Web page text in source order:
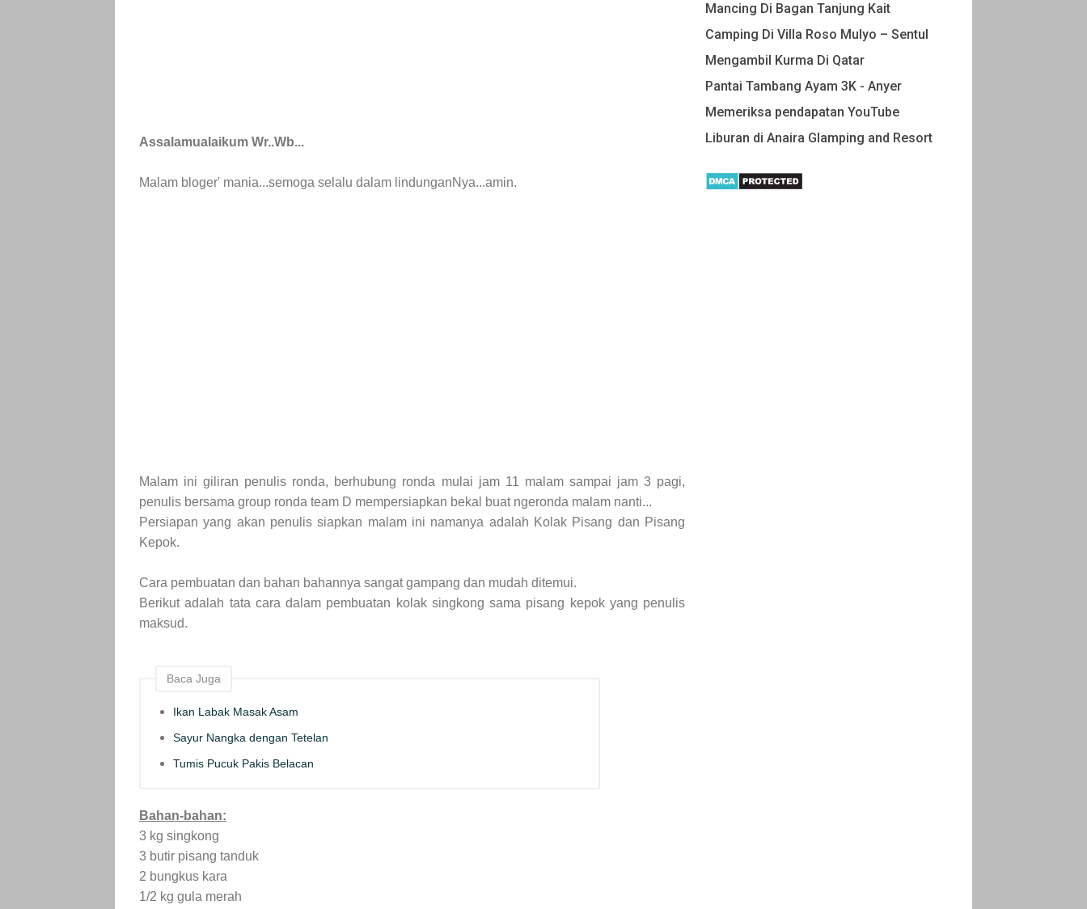
Assalamualaikum Wr..Wb...
Malam bloger' mania...semoga selalu dalam lindunganNya...amin.
Malam ini giliran penulis ronda, berhubung ronda mulai jam 11 malam sampai jam 3 pagi,
penulis bersama group ronda team D mempersiapkan bekal buat ngeronda malam nanti...
Persiapan yang akan penulis siapkan malam ini namanya adalah Kolak Pisang dan Pisang
Kepok.
Cara pembuatan dan bahan bahannya sangat gampang dan mudah ditemui.
Berikut adalah tata cara dalam pembuatan kolak singkong sama pisang kepok yang penulis
maksud.
Baca Juga
Ikan Labak Masak Asam
Sayur Nangka dengan Tetelan
Tumis Pucuk Pakis Belacan
Bahan-bahan:
3 kg singkong
3 butir pisang tanduk
2 bungkus kara
1/2 kg gula merah
Mancing Di Bagan Tanjung Kait
Camping Di Villa Roso Mulyo – Sentul
Mengambil Kurma Di Qatar
Pantai Tambang Ayam 3K - Anyer
Memeriksa pendapatan YouTube
Liburan di Anaira Glamping and Resort